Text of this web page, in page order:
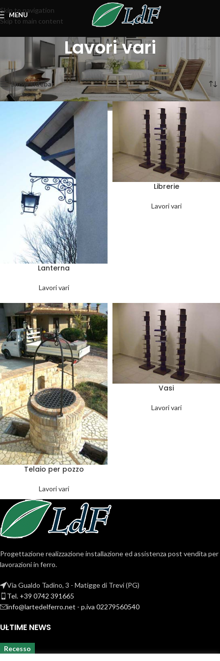
Skip to navigation
Skip to main content
MENU
Lavori vari
Home Lavori vari Visualizzazione di 4 risultati
Show sidebar
Lanterna
Lavori vari
Librerie
Lavori vari
Telaio per pozzo
Lavori vari
Vasi
Lavori vari
Progettazione realizzazione installazione ed assistenza post vendita per
lavorazioni in ferro.
Via Gualdo Tadino, 3 - Matigge di Trevi (PG)
Tel. +39 0742 391665
info@lartedelferro.net - p.iva 02279560540
ULTIME NEWS
Recesso